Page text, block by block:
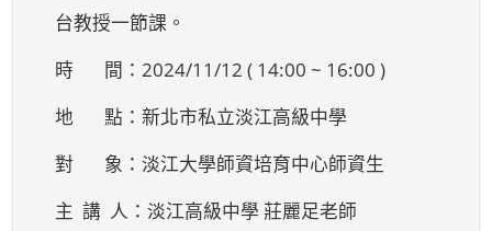
台教授一節課。
時 間：2024/11/12 ( 14:00 ~ 16:00 )
地 點：新北市私立淡江高級中學
對 象：淡江大學師資培育中心師資生
主 講 人：淡江高級中學 莊麗足老師